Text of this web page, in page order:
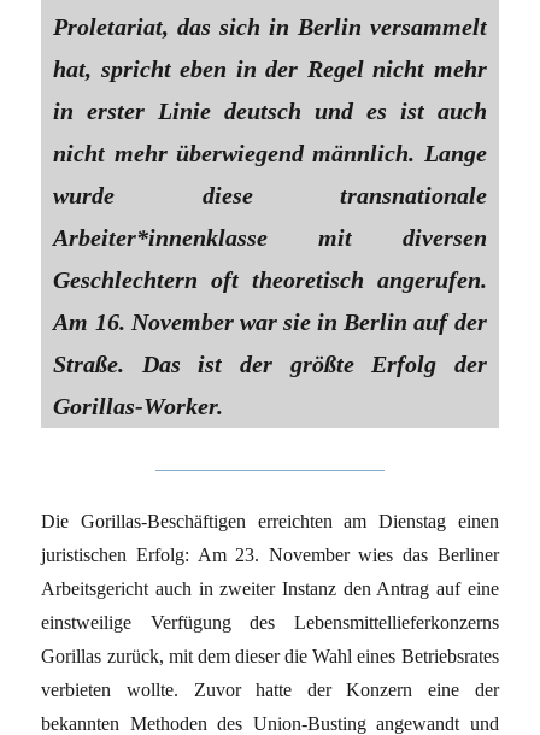
Proletariat, das sich in Berlin versammelt
hat, spricht eben in der Regel nicht mehr
in erster Linie deutsch und es ist auch
nicht mehr überwiegend männlich. Lange
wurde diese transnationale
Arbeiter*innenklasse mit diversen
Geschlechtern oft theoretisch angerufen.
Am 16. November war sie in Berlin auf der
Straße. Das ist der größte Erfolg der
Gorillas-Worker.
Die Gorillas-Beschäftigen erreichten am Dienstag einen
juristischen Erfolg: Am 23. November wies das Berliner
Arbeitsgericht auch in zweiter Instanz den Antrag auf eine
einstweilige Verfügung des Lebensmittellieferkonzerns
Gorillas zurück, mit dem dieser die Wahl eines Betriebsrates
verbieten wollte. Zuvor hatte der Konzern eine der
bekannten Methoden des Union-Busting angewandt und